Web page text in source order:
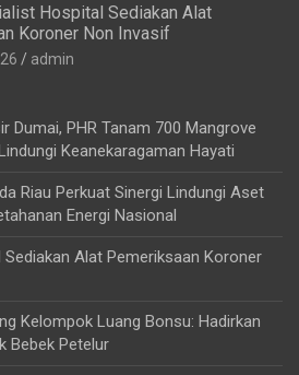
Hospital Sediakan Alat
Koroner Non Invasif
admin
Dumai, PHR Tanam 700 Mangrove
Keanekaragaman Hayati
Riau Perkuat Sinergi Lindungi Aset
Energi Nasional
Alat Pemeriksaan Koroner
Kelompok Luang Bonsu: Hadirkan
Bebek Petelur